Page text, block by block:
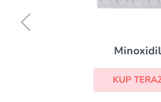
Minoxidil
KUP TERAZ